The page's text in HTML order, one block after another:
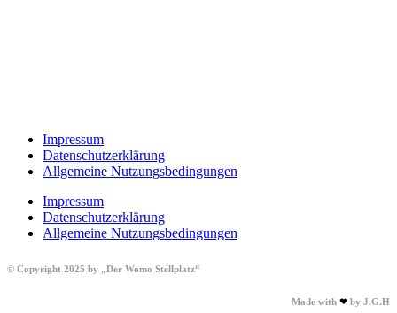
Impressum
Datenschutzerklärung
Allgemeine Nutzungsbedingungen
Impressum
Datenschutzerklärung
Allgemeine Nutzungsbedingungen
© Copyright 2025 by „Der Womo Stellplatz“
Made with ❤ by J.G.H